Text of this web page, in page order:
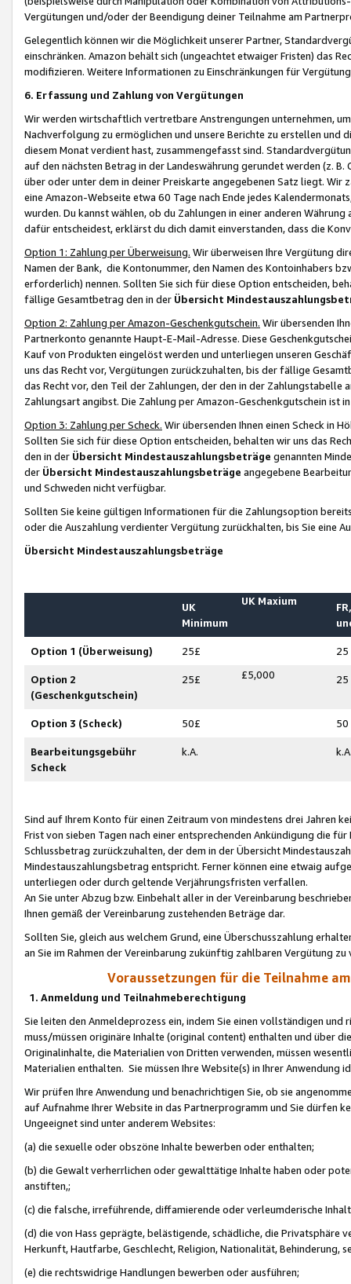
Vergütungen und/oder der Beendigung deiner Teilnahme am
Gelegentlich können wir die Möglichkeit unserer Partner,
einschränken. Amazon behält sich (ungeachtet etwaiger Fristen) das
modifizieren. Weitere Informationen zu Einschränkungen für
6. Erfassung und Zahlung von Vergütungen
Wir werden wirtschaftlich vertretbare Anstrengungen unternehmen,
Nachverfolgung zu ermöglichen und unsere Berichte zu erstellen und
diesem Monat verdient hast, zusammengefasst sind.
auf den nächsten Betrag in der Landeswährung gerundet werden (z.
über oder unter dem in deiner Preiskarte angegebenen Satz liegt.
eine Amazon-Webseite etwa 60 Tage nach Ende jedes
wurden. Du kannst wählen, ob du Zahlungen in einer anderen
dafür entscheidest, erklärst du dich damit einverstanden, dass die
Option 1: Zahlung per Überweisung. Wir überweisen Ihre Vergütung
Namen der Bank, die Kontonummer, den Namen des Kontoinhabers
erforderlich) nennen. Sollten Sie sich für diese Option entscheiden,
fällige Gesamtbetrag den in der Übersicht
Option 2: Zahlung per Amazon-Geschenkgutschein. Wir übersenden
Partnerkonto genannte Haupt-E-Mail-Adresse. Diese
Kauf von Produkten eingelöst werden und unterliegen unseren
uns das Recht vor, Vergütungen zurückzuhalten, bis der fällige
das Recht vor, den Teil der Zahlungen, der den in der
Zahlungsart angibst. Die Zahlung per Amazon-Geschenkgutschein ist
Option 3: Zahlung per Scheck. Wir übersenden Ihnen einen Scheck in
Sollten Sie sich für diese Option entscheiden, behalten wir uns das
den in der Übersicht Mindestauszahlungsbeträge genannten
der Übersicht Mindestauszahlungsbeträge angegebene
und Schweden nicht verfügbar.
Sollten Sie keine gültigen Informationen für die Zahlungsoption
oder die Auszahlung verdienter Vergütung zurückhalten, bis Sie
Übersicht Mindestauszahlungsbeträge
UK
Minimum
UK Maxium
Option 1 (Überweisung) 25£ 25
Option 2
(Geschenkgutschein)
25£ £5,000 25
Option 3 (Scheck) 50£ 50
Bearbeitungsgebühr
Scheck
k.A.
Sind auf Ihrem Konto für einen Zeitraum von mindestens drei Jahren
Frist von sieben Tagen nach einer entsprechenden Ankündigung die
Schlussbetrag zurückzuhalten, der dem in der Übersicht
Mindestauszahlungsbetrag entspricht. Ferner können eine etwaig
unterliegen oder durch geltende Verjährungsfristen verfallen.
An Sie unter Abzug bzw. Einbehalt aller in der Vereinbarung
Ihnen gemäß der Vereinbarung zustehenden Beträge dar.
Sollten Sie, gleich aus welchem Grund, eine Überschusszahlung
an Sie im Rahmen der Vereinbarung zukünftig zahlbaren Vergütung zu
Voraussetzungen für die Teilnahme
1. Anmeldung und Teilnahmeberechtigung
Sie leiten den Anmeldeprozess ein, indem Sie einen vollständigen
muss/müssen originäre Inhalte (original content) enthalten und über
Originalinhalte, die Materialien von Dritten verwenden, müssen
Materialien enthalten. Sie müssen Ihre Website(s) in Ihrer Anwendung
Wir prüfen Ihre Anwendung und benachrichtigen Sie, ob sie
auf Aufnahme Ihrer Website in das Partnerprogramm und Sie dürfen
Ungeeignet sind unter anderem Websites:
(a) die sexuelle oder obszöne Inhalte bewerben oder enthalten;
(b) die Gewalt verherrlichen oder gewalttätige Inhalte haben oder
anstiften,;
(c) die falsche, irreführende, diffamierende oder verleumderische
(d) die von Hass geprägte, belästigende, schädliche, die Privatsphäre
Herkunft, Hautfarbe, Geschlecht, Religion, Nationalität, Behinderung,
(e) die rechtswidrige Handlungen bewerben oder ausführen;